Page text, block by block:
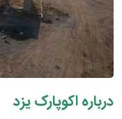
درباره اکوپارک یزد